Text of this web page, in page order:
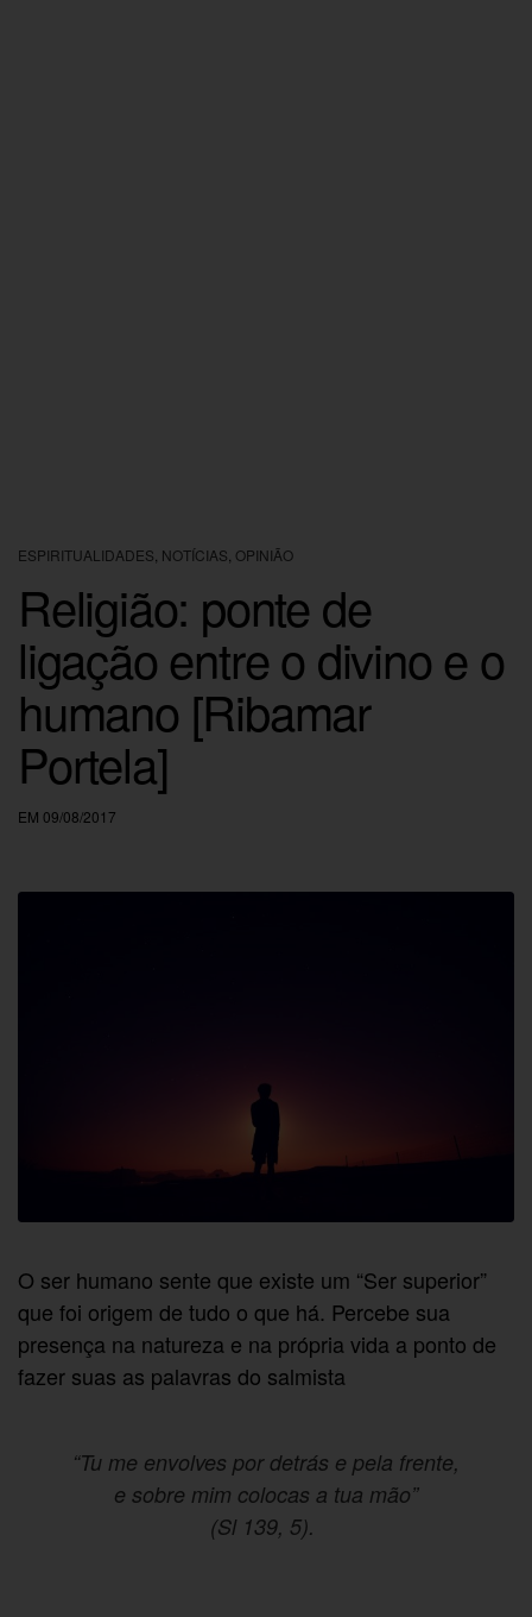
ESPIRITUALIDADES NOTÍCIAS OPINIÃO
Religião: ponte de
ligação entre o divino e o
humano [Ribamar
Portela]
EM 09/08/2017
O ser humano sente que existe um “Ser superior”
que foi origem de tudo o que há. Percebe sua
presença na natureza e na própria vida a ponto de
fazer suas as palavras do salmista
“Tu me envolves por detrás e pela frente,
e sobre mim colocas a tua mão”
(Sl 139, 5).